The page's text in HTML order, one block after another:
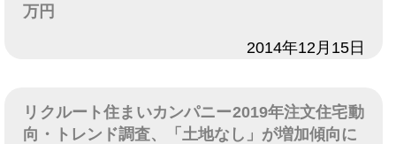
万円
2014年12月15日
リクルート住まいカンパニー2019年注文住宅動
向・トレンド調査、「土地なし」が増加傾向に